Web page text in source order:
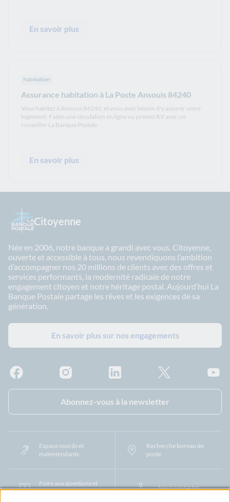
En savoir plus
Assurance habitation à La Poste Ansouis 84240
habitation
Vous habitez à Ansouis 84240, et vous avez besoin d'y assurer votre
logement. Faites une simulation en ligne ou prenez RV avec un
conseiller La Banque Postale
En savoir plus
Citoyenne
Née en 2006, notre banque a grandi avec vous. Citoyenne,
ouverte et accessible à tous, nous revendiquons l’ambition
d’accompagner nos 20 millions de clients avec des offres et
services performants, la modernité radicale de notre
engagement citoyen et notre héritage postal. Aujourd’hui La
Banque Postale partage les rêves et les exigences de sa
génération.
En savoir plus sur nos engagements
Abonnez-vous à la newsletter
Espace sourds et
malentendants
Recherche bureau de
poste
Foire aux questions et
centre d'aide
Nous contacter